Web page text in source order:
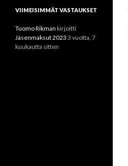
VIIMEISIMMÄT VASTAUKSET
Tuomo Rikman kirjoitti
Jäsenmaksut 2023 3 vuotta, 7
kuukautta sitten